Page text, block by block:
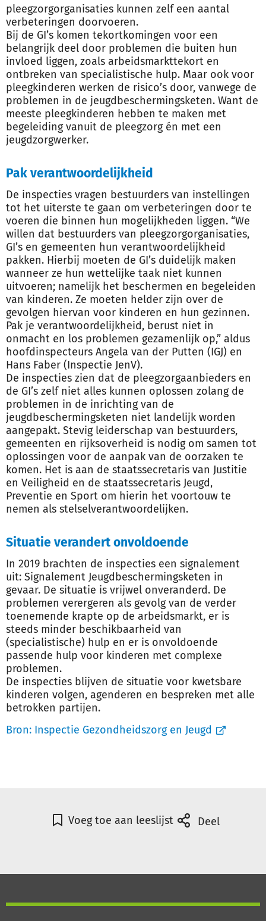
pleegzorgorganisaties kunnen zelf een aantal
verbeteringen doorvoeren.
Bij de GI’s komen tekortkomingen voor een
belangrijk deel door problemen die buiten hun
invloed liggen, zoals arbeidsmarkttekort en
ontbreken van specialistische hulp. Maar ook voor
pleegkinderen werken de risico’s door, vanwege de
problemen in de jeugdbeschermingsketen. Want de
meeste pleegkinderen hebben te maken met
begeleiding vanuit de pleegzorg én met een
jeugdzorgwerker.
Pak verantwoordelijkheid
De inspecties vragen bestuurders van instellingen
tot het uiterste te gaan om verbeteringen door te
voeren die binnen hun mogelijkheden liggen. “We
willen dat bestuurders van pleegzorgorganisaties,
GI’s en gemeenten hun verantwoordelijkheid
pakken. Hierbij moeten de GI’s duidelijk maken
wanneer ze hun wettelijke taak niet kunnen
uitvoeren; namelijk het beschermen en begeleiden
van kinderen. Ze moeten helder zijn over de
gevolgen hiervan voor kinderen en hun gezinnen.
Pak je verantwoordelijkheid, berust niet in
onmacht en los problemen gezamenlijk op,” aldus
hoofdinspecteurs Angela van der Putten (IGJ) en
Hans Faber (Inspectie JenV).
De inspecties zien dat de pleegzorgaanbieders en
de GI’s zelf niet alles kunnen oplossen zolang de
problemen in de inrichting van de
jeugdbeschermingsketen niet landelijk worden
aangepakt. Stevig leiderschap van bestuurders,
gemeenten en rijksoverheid is nodig om samen tot
oplossingen voor de aanpak van de oorzaken te
komen. Het is aan de staatssecretaris van Justitie
en Veiligheid en de staatssecretaris Jeugd,
Preventie en Sport om hierin het voortouw te
nemen als stelselverantwoordelijken.
Situatie verandert onvoldoende
In 2019 brachten de inspecties een signalement
uit: Signalement Jeugdbeschermingsketen in
gevaar. De situatie is vrijwel onveranderd. De
problemen verergeren als gevolg van de verder
toenemende krapte op de arbeidsmarkt, er is
steeds minder beschikbaarheid van
(specialistische) hulp en er is onvoldoende
passende hulp voor kinderen met complexe
problemen.
De inspecties blijven de situatie voor kwetsbare
kinderen volgen, agenderen en bespreken met alle
betrokken partijen.
Bron: Inspectie Gezondheidszorg en Jeugd
Voeg toe aan leeslijst Deel